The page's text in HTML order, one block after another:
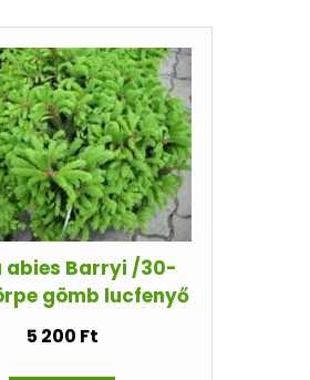
abies Barryi /30-
gömb lucfenyő
5 200 Ft